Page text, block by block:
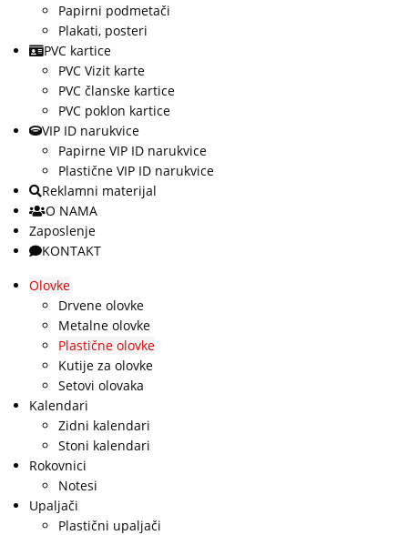
Papirni podmetači
Plakati, posteri
PVC kartice
PVC Vizit karte
PVC članske kartice
PVC poklon kartice
VIP ID narukvice
Papirne VIP ID narukvice
Plastične VIP ID narukvice
Reklamni materijal
O NAMA
Zaposlenje
KONTAKT
Olovke
Drvene olovke
Metalne olovke
Plastične olovke
Kutije za olovke
Setovi olovaka
Kalendari
Zidni kalendari
Stoni kalendari
Rokovnici
Notesi
Upaljači
Plastični upaljači